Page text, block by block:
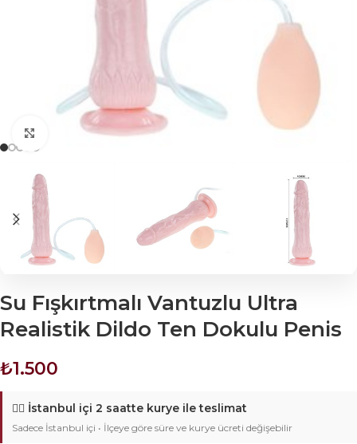
Click to enlarge
Su Fışkırtmalı Vantuzlu Ultra
Realistik Dildo Ten Dokulu Penis
₺1.500
🚴‍♂️ İstanbul içi 2 saatte kurye ile teslimat
Sadece İstanbul içi • İlçeye göre süre ve kurye ücreti değişebilir